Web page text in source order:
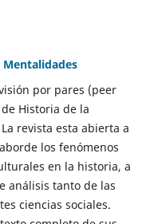
Mentalidades
por pares (peer
Historia de la
revista esta abierta a
los fenómenos
en la historia, a
análisis tanto de las
ciencias sociales.